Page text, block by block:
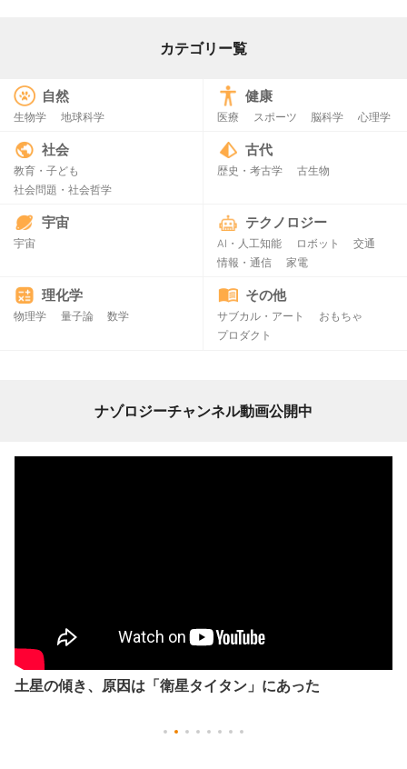
カテゴリー覧
自然
生物学 地球科学
健康
医療 スポーツ 脳科学 心理学
社会
教育・子ども
社会問題・社会哲学
古代
歴史・考古学 古生物
宇宙
宇宙
テクノロジー
AI・人工知能 ロボット
交通
情報・通信
家電
理化学
物理学 量子論 数学
その他
サブカル・アート
おもちゃ
プロダクト
ナゾロジーチャンネル動画公開中
土星の傾き、原因は「衛星タイタン」にあった